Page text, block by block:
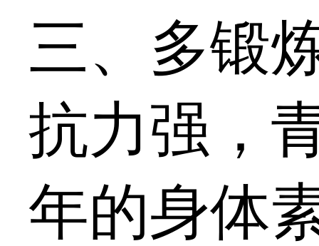
三、多锻
抗力强，
年的身体